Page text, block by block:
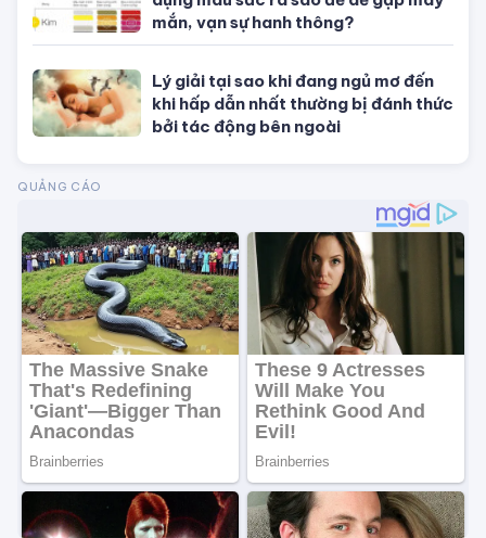
Mệnh Kim hợp màu gì, kỵ màu gì, ứng
dụng màu sắc ra sao để dễ gặp may
mắn, vạn sự hanh thông?
Lý giải tại sao khi đang ngủ mơ đến